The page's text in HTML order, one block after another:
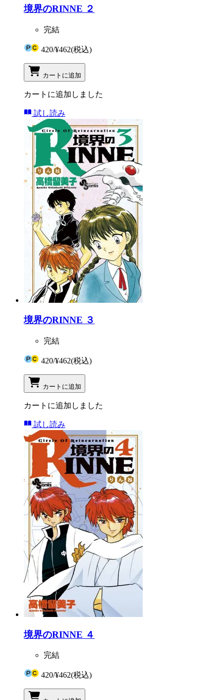
境界のRINNE ２
完結
420/¥462(税込)
カートに追加
カートに追加しました
試し読み
境界のRINNE ３
完結
420/¥462(税込)
カートに追加
カートに追加しました
試し読み
境界のRINNE ４
完結
420/¥462(税込)